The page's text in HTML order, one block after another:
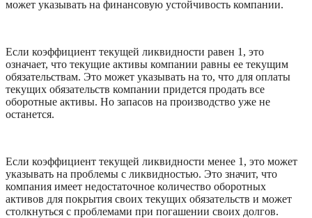
может указывать на финансовую устойчивость компании.
Если коэффициент текущей ликвидности равен 1, это
означает, что текущие активы компании равны ее текущим
обязательствам. Это может указывать на то, что для оплаты
текущих обязательств компании придется продать все
оборотные активы. Но запасов на производство уже не
останется.
Если коэффициент текущей ликвидности менее 1, это может
указывать на проблемы с ликвидностью. Это значит, что
компания имеет недостаточное количество оборотных
активов для покрытия своих текущих обязательств и может
столкнуться с проблемами при погашении своих долгов.